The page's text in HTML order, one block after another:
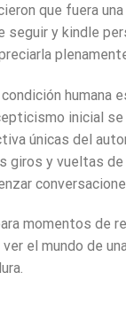
que fuera
seguir y kindle
humana
inicial
únicas del
y vueltas
momentos de
el mundo de